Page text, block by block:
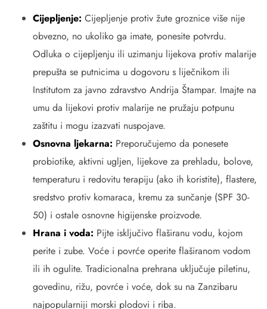
Cijepljenje: Cijepljenje protiv žute groznice više nije
obvezno, no ukoliko ga imate, ponesite potvrdu.
Odluka o cijepljenju ili uzimanju lijekova protiv malarije
prepušta se putnicima u dogovoru s liječnikom ili
Institutom za javno zdravstvo Andrija Štampar. Imajte na
umu da lijekovi protiv malarije ne pružaju potpunu
zaštitu i mogu izazvati nuspojave.
Osnovna ljekarna: Preporučujemo da ponesete
probiotike, aktivni ugljen, lijekove za prehladu, bolove,
temperaturu i redovitu terapiju (ako ih koristite), flastere,
sredstvo protiv komaraca, kremu za sunčanje (SPF 30-
50) i ostale osnovne higijenske proizvode.
Hrana i voda: Pijte isključivo flaširanu vodu, kojom
perite i zube. Voće i povrće operite flaširanom vodom
ili ih ogulite. Tradicionalna prehrana uključuje piletinu,
govedinu, rižu, povrće i voće, dok su na Zanzibaru
najpopularniji morski plodovi i riba.